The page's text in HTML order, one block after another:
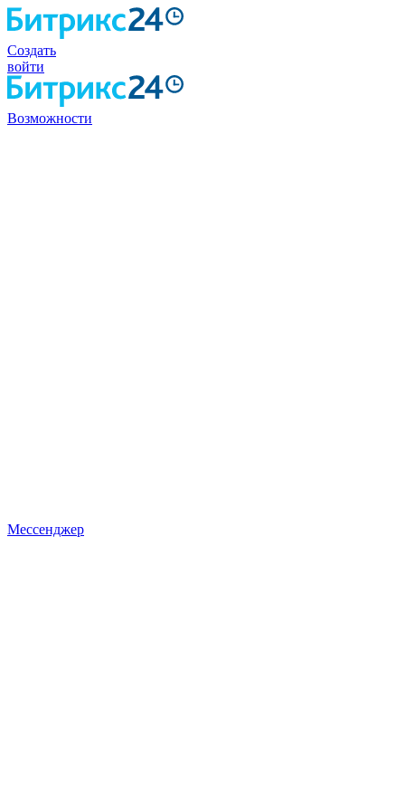
Создать
войти
Возможности
Мессенджер